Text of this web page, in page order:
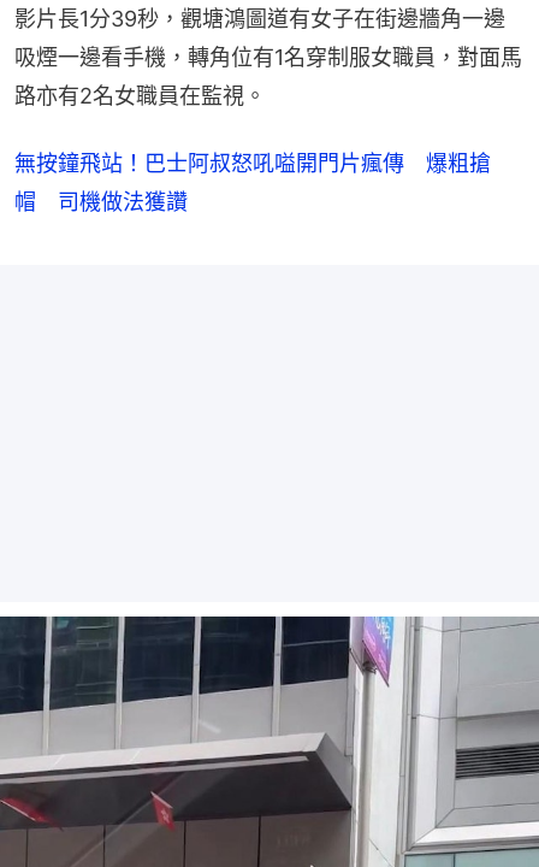
影片長1分39秒，觀塘鴻圖道有女子在街邊牆角一邊
吸煙一邊看手機，轉角位有1名穿制服女職員，對面馬
路亦有2名女職員在監視。
無按鐘飛站！巴士阿叔怒吼嗌開門片瘋傳 爆粗搶
帽 司機做法獲讚